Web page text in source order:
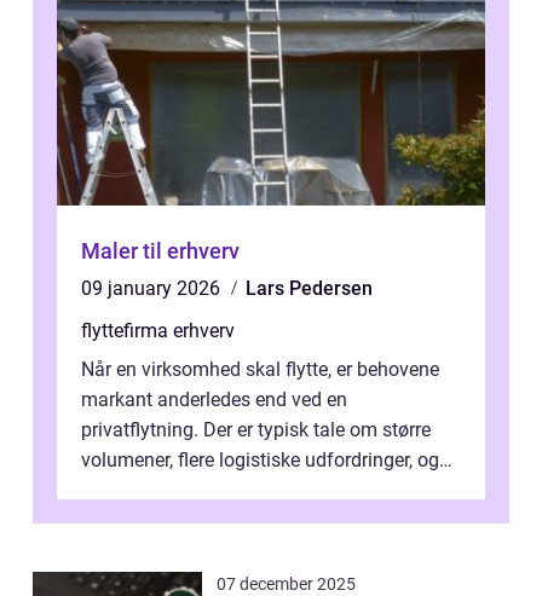
Maler til erhverv
09 january 2026
Lars Pedersen
flyttefirma erhverv
Når en virksomhed skal flytte, er behovene
markant anderledes end ved en
privatflytning. Der er typisk tale om større
volumener, flere logistiske udfordringer, og
07 december 2025